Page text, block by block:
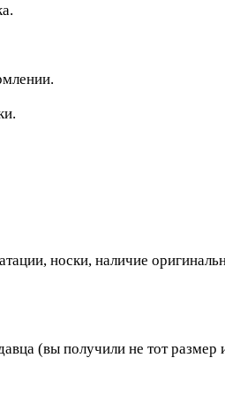
носки, наличие
(вы получили не тот размер